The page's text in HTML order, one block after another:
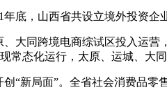
，山西省共设立境外投资企业
同跨境电商综试区投入运营，
常态化运行，太原、运城、大
局面”。全省社会消费品零售